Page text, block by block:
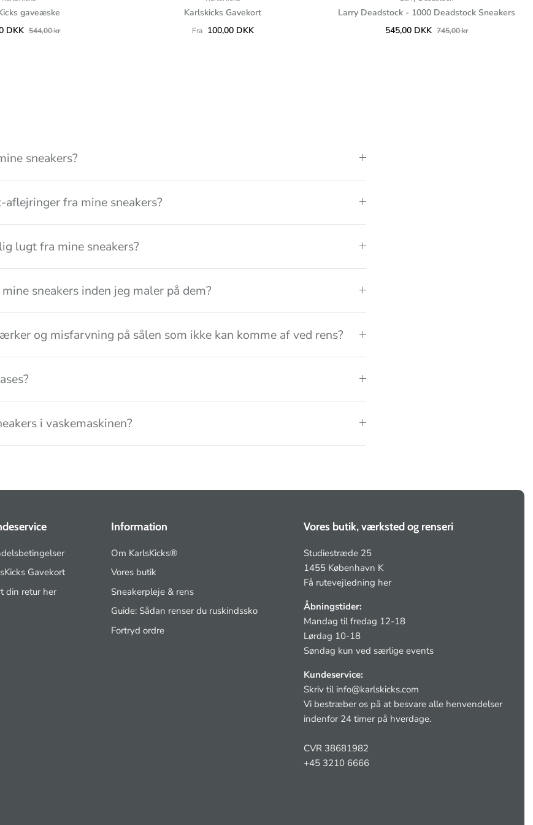
gaveæske
DKK 544,00 kr
Karlskicks Gavekort
Fra 100,00 DKK
Larry Deadstock - 1000 Deadstock Sneakers
545,00 DKK 745,00 kr
sneakers?
fra mine sneakers?
lugt fra mine sneakers?
sneakers inden jeg maler på dem?
og misfarvning på sålen som ikke kan komme af ved rens?
i vaskemaskinen?
Gavekort
din retur her
Information
Om KarlsKicks®
Vores butik
Sneakerpleje & rens
Guide: Sådan renser du ruskindssko
Fortryd ordre
Vores butik, værksted og renseri
Studiestræde 25
1455 København K
Få rutevejledning her
Åbningstider:
Mandag til fredag 12-18
Lørdag 10-18
Søndag kun ved særlige events
Kundeservice:
Skriv til info@karlskicks.com
Vi bestræber os på at besvare alle henvendelser
indenfor 24 timer på hverdage.
CVR 38681982
+45 3210 6666